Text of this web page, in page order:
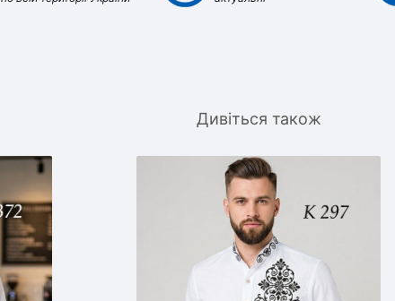
Дивіться також